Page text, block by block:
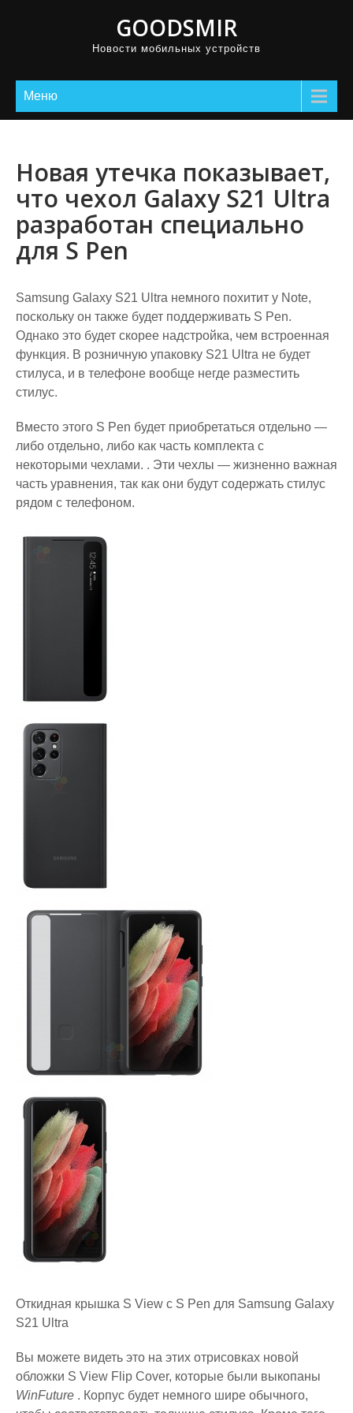
GOODSMIR
Новости мобильных устройств
Меню
Новая утечка показывает,
что чехол Galaxy S21 Ultra
разработан специально
для S Pen
Samsung Galaxy S21 Ultra немного похитит у Note,
поскольку он также будет поддерживать S Pen.
Однако это будет скорее надстройка, чем встроенная
функция. В розничную упаковку S21 Ultra не будет
стилуса, и в телефоне вообще негде разместить
стилус.
Вместо этого S Pen будет приобретаться отдельно —
либо отдельно, либо как часть комплекта с
некоторыми чехлами. . Эти чехлы — жизненно важная
часть уравнения, так как они будут содержать стилус
рядом с телефоном.
Откидная крышка S View с S Pen для Samsung Galaxy
S21 Ultra
Вы можете видеть это на этих отрисовках новой
обложки S View Flip Cover, которые были выкопаны
WinFuture . Корпус будет немного шире обычного,